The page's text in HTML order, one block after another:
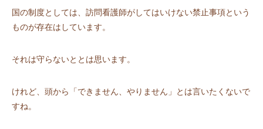
国の制度としては、訪問看護師がしてはいけない禁止事項という
ものが存在はしています。
それは守らないととは思います。
けれど、頭から「できません、やりません」とは言いたくないで
すね。